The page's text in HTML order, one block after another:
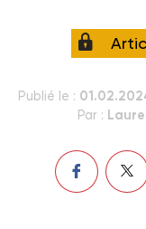
Publié le :
Par :